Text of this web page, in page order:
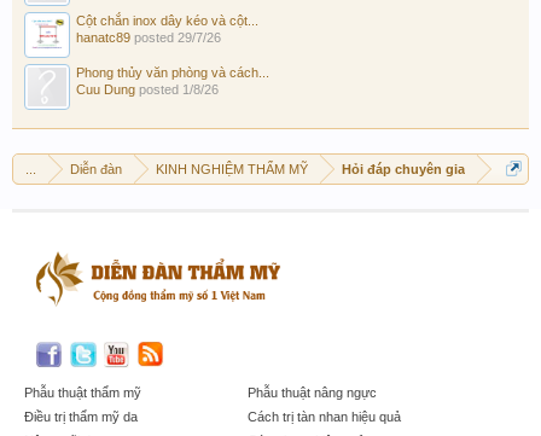
Cột chắn inox dây kéo và cột...
hanatc89 posted 29/7/26
Phong thủy văn phòng và cách...
Cuu Dung posted 1/8/26
Diễn đàn KINH NGHIỆM THẨM MỸ Hỏi đáp chuyên gia
Phẫu thuật thẩm mỹ
Điều trị thẩm mỹ da
Phẫu thuật nâng ngực
Cách trị tàn nhan hiệu quả